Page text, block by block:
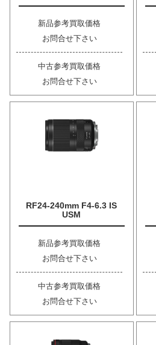
新品参考買取価格
お問合せ下さい
中古参考買取価格
お問合せ下さい
RF24-240mm F4-6.3 IS
USM
新品参考買取価格
お問合せ下さい
中古参考買取価格
お問合せ下さい